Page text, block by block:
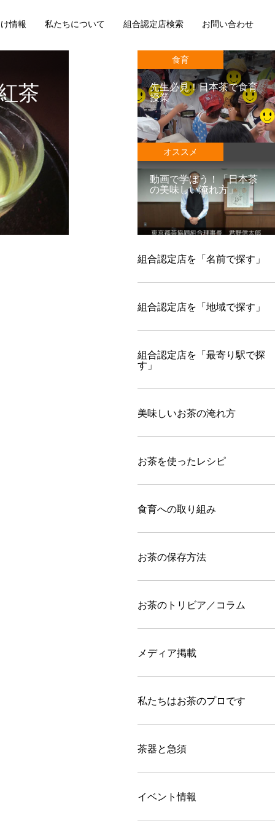
情報 私たちについて 組合認定店検索 お問い合わせ
茶
食育
先生必見！日本茶で食育
授業
オススメ
動画で学ぼう！「日本茶
の美味しい淹れ方」
組合認定店を「名前で探す」
組合認定店を「地域で探す」
組合認定店を「最寄り駅で探
す」
美味しいお茶の淹れ方
お茶を使ったレシピ
食育への取り組み
お茶の保存方法
お茶のトリビア／コラム
メディア掲載
私たちはお茶のプロです
茶器と急須
イベント情報